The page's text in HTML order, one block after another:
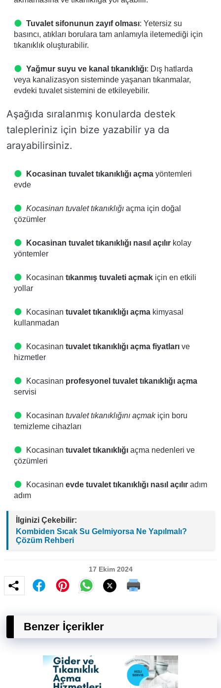
Tuvalet sifonunun zayıf olması: Yetersiz su
basıncı, atıkları borulara tam anlamıyla iletemediği için
tıkanıklık oluşturabilir.
Yağmur suyu ve kanal tıkanıklığı: Dış hatlarda
veya kanalizasyon sisteminde yaşanan tıkanmalar,
evdeki tuvalet sistemini de etkileyebilir.
Aşağıda sıralanmış konularda destek
talepleriniz için bize yazabilir ya da
arayabilirsiniz.
Kocasinan tuvalet tıkanıklığı açma yöntemleri
evde
Kocasinan tuvalet tıkanıklığı açma için doğal
çözümler
Kocasinan tuvalet tıkanıklığı nasıl açılır kolay
yöntemler
Kocasinan tıkanmış tuvaleti açmak için en etkili
yollar
Kocasinan tuvalet tıkanıklığı açma kimyasal
kullanmadan
Kocasinan tuvalet tıkanıklığı açma fiyatları ve
hizmetler
Kocasinan profesyonel tuvalet tıkanıklığı açma
servisi
Kocasinan tuvalet tıkanıklığını açmakiçin boru
temizleme cihazları
Kocasinan tuvalet tıkanıklığı açma nedenleri ve
çözümleri
Kocasinan evde tuvalet tıkanıklığı nasıl açılır adım
adım
İlginizi Çekebilir:
Kombiden Sıcak Su Gelmiyorsa Ne Yapılmalı?
Çözüm Rehberi
17 Ekim 2024
Benzer İçerikler